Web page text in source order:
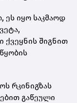
ეს იყო საკმაოდ
ქვეყნის შიგნით
რკინიგზას
გაწეული